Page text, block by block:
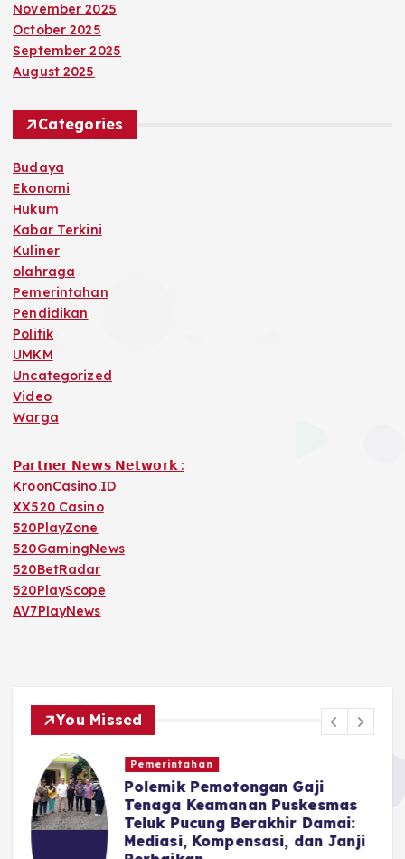
November 2025
October 2025
September 2025
August 2025
Categories
Budaya
Ekonomi
Hukum
Kabar Terkini
Kuliner
olahraga
Pemerintahan
Pendidikan
Politik
UMKM
Uncategorized
Video
Warga
𝗣𝗮𝗿𝘁𝗻𝗲𝗿 𝗡𝗲𝘄𝘀 𝗡𝗲𝘁𝘄𝗼𝗿𝗸 :
KroonCasino.ID
XX520 Casino
520PlayZone
520GamingNews
520BetRadar
520PlayScope
AV7PlayNews
You Missed
Pemerintahan
Polemik Pemotongan Gaji
Tenaga Keamanan Puskesmas
Teluk Pucung Berakhir Damai:
Mediasi, Kompensasi, dan Janji